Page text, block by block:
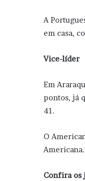
A
em casa,
Vice-líder
Em
pontos, já
41.
O
Americana.
Confira os